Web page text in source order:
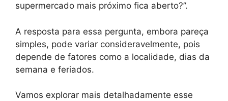
supermercado mais próximo fica aberto?”.
A resposta para essa pergunta, embora pareça
simples, pode variar consideravelmente, pois
depende de fatores como a localidade, dias da
semana e feriados.
Vamos explorar mais detalhadamente esse